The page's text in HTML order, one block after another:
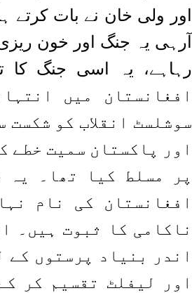
اور ولی خان نے بات کرتے
آرہی یہ جنگ اور خون
افغانستان میں
سوشلسٹ انقلاب کو
اور پاکستان سمیت خطے
پر مسلط کیا تھا۔ یہ
افغانستان کی نام
ناکامی کا ثبوت ہیں۔
اندر بنیاد پرستوں کے
اور لیفلٹ تقسیم کر